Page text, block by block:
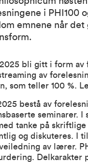
i PHI100
emnene når det
bli gitt i form av
av
som teller 100 %.
bestå av
seminarer. I
tanke på
og diskuteres. I
av lærer.
Delkarakter